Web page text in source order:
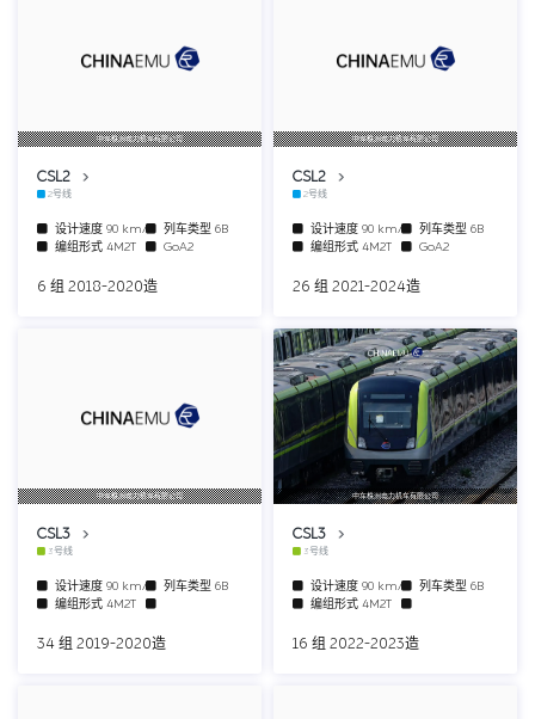
中车株洲电力机车有限公司
CSL2
2号线
设计速度 90 km/h 列车类型 6B
编组形式 4M2T GoA2
6 组 2018-2020造
中车株洲电力机车有限公司
CSL2
2号线
设计速度 90 km/h 列车类型 6B
编组形式 4M2T GoA2
26 组 2021-2024造
中车株洲电力机车有限公司
CSL3
3号线
设计速度 90 km/h 列车类型 6B
编组形式 4M2T
34 组 2019-2020造
中车株洲电力机车有限公司
CSL3
3号线
设计速度 90 km/h 列车类型 6B
编组形式 4M2T
16 组 2022-2023造